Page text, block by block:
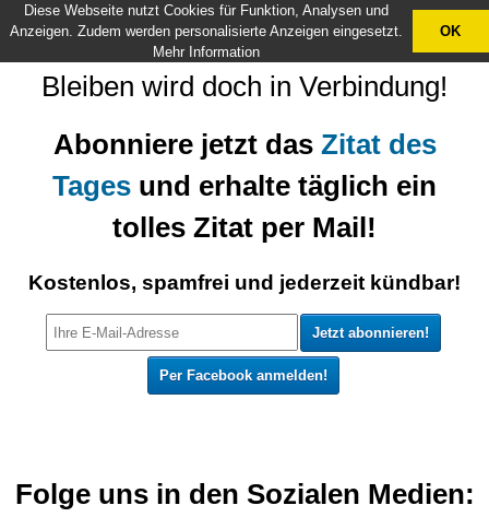
Bleiben wird doch in Verbindung!
Abonniere jetzt das Zitat des
Tages und erhalte täglich ein
tolles Zitat per Mail!
Kostenlos, spamfrei und jederzeit kündbar!
Per Facebook anmelden!
Folge uns in den Sozialen Medien:
X
Diese Webseite nutzt Cookies für Funktion, Analysen und
Anzeigen. Zudem werden personalisierte Anzeigen eingesetzt.
Mehr Information
OK